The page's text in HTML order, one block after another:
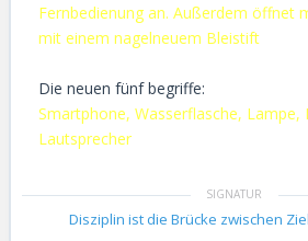
Fernbedienung an. Außerdem öffnet
mit einem nagelneuem Bleistift
Die neuen fünf begriffe:
Smartphone, Wasserflasche, Lampe,
Lautsprecher
Disziplin ist die Brücke zwischen